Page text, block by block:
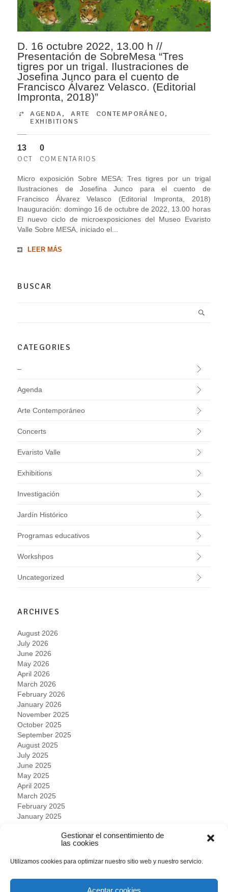
Gestionar el consentimiento de
las cookies
Utilizamos cookies para optimizar nuestro sitio web y nuestro servicio.
Aceptar cookies
D. 16 octubre 2022, 13.00 h //
Presentación de SobreMesa “Tres
tigres por un trigal. Ilustraciones de
Josefina Junco para el cuento de
Francisco Álvarez Velasco. (Editorial
Impronta, 2018)”
AGENDA,ARTE CONTEMPORÁNEO,
EXHIBITIONS
13
OCT
0
COMENTARIOS
Micro exposición Sobre MESA: Tres tigres por un trigal
Ilustraciones de Josefina Junco para el cuento de
Francisco Álvarez Velasco (Editorial Impronta, 2018)
Inauguración: domingo 16 de octubre de 2022, 13.00 horas
El nuevo ciclo de microexposiciones del Museo Evaristo
Valle Sobre MESA, iniciado el...
LEER MÁS
BUSCAR
CATEGORIES
–
Agenda
Arte Contemporáneo
Concerts
Evaristo Valle
Exhibitions
Investigación
Jardín Histórico
Programas educativos
Workshpos
Uncategorized
ARCHIVES
August 2026
July 2026
June 2026
May 2026
April 2026
March 2026
February 2026
January 2026
November 2025
October 2025
September 2025
August 2025
July 2025
June 2025
May 2025
April 2025
March 2025
February 2025
January 2025
November 2024
October 2024
July 2024